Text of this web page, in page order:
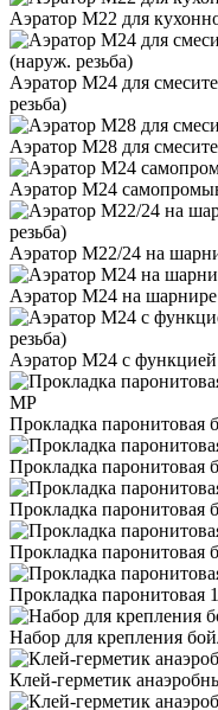
Аэратор М22 для
Аэратор М24 для
резьба)
Аэратор М28 для
Аэратор М24
Аэратор М22/24 на
Аэратор М24 на шарнире
Аэратор М24 с функцией
Прокладка паронитовая
Прокладка паронитовая
Прокладка паронитовая
Прокладка паронитовая
Прокладка паронитовая
Набор для крепления
Клей-герметик